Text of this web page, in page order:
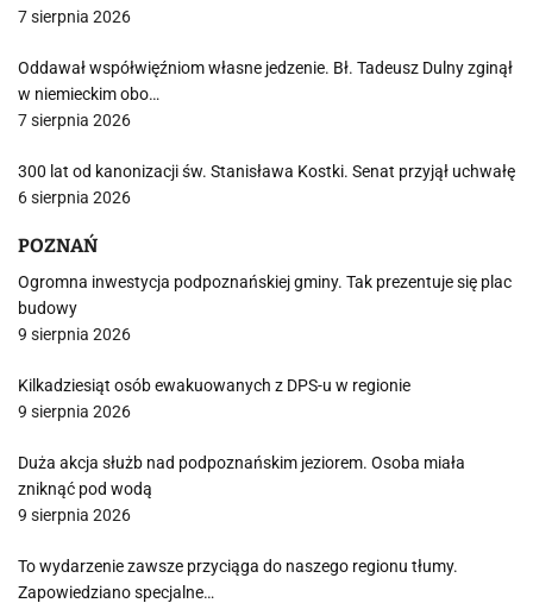
7 sierpnia 2026
Oddawał współwięźniom własne jedzenie. Bł. Tadeusz Dulny zginął
w niemieckim obo…
7 sierpnia 2026
300 lat od kanonizacji św. Stanisława Kostki. Senat przyjął uchwałę
6 sierpnia 2026
POZNAŃ
Ogromna inwestycja podpoznańskiej gminy. Tak prezentuje się plac
budowy
9 sierpnia 2026
Kilkadziesiąt osób ewakuowanych z DPS-u w regionie
9 sierpnia 2026
Duża akcja służb nad podpoznańskim jeziorem. Osoba miała
zniknąć pod wodą
9 sierpnia 2026
To wydarzenie zawsze przyciąga do naszego regionu tłumy.
Zapowiedziano specjalne…